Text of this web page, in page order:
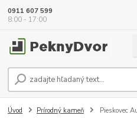
0911 607 599
8:00 - 17:00
Úvod Prírodný kameň Pieskovec